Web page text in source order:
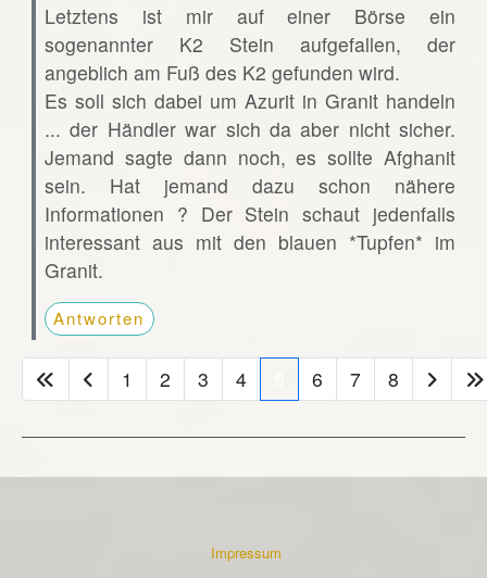
Letztens ist mir auf einer Börse ein
sogenannter K2 Stein aufgefallen, der
angeblich am Fuß des K2 gefunden wird.
Es soll sich dabei um Azurit in Granit handeln
... der Händler war sich da aber nicht sicher.
Jemand sagte dann noch, es sollte Afghanit
sein. Hat jemand dazu schon nähere
Informationen ? Der Stein schaut jedenfalls
interessant aus mit den blauen *Tupfen* im
Granit.
Antworten
1 2 3 4 6 7 8
Impressum